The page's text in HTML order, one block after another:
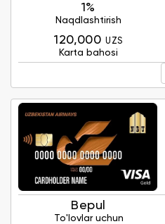
1%
Naqdlashtirish
120,000 UZS
Karta bahosi
Bepul
To'lovlar uchun